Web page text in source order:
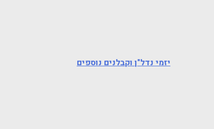
יזמי נדל"ן וקבלנים נוספים